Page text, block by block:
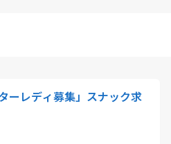
ーレディ募集」スナック求